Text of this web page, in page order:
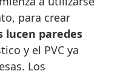
para crear
lucen paredes
y el PVC ya
Los